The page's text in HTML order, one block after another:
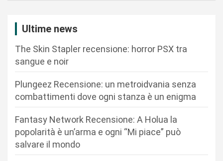
Ultime news
The Skin Stapler recensione: horror PSX tra
sangue e noir
Plungeez Recensione: un metroidvania senza
combattimenti dove ogni stanza è un enigma
Fantasy Network Recensione: A Holua la
popolarità è un’arma e ogni “Mi piace” può
salvare il mondo